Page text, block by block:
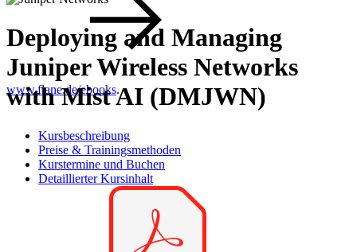
www.flane.de/ebooks.
Deploying and Managing
Juniper Wireless Networks
with Mist AI (DMJWN)
Kursbeschreibung
Preise & Trainingsmethoden
Kurstermine und Buchen
Detaillierter Kursinhalt